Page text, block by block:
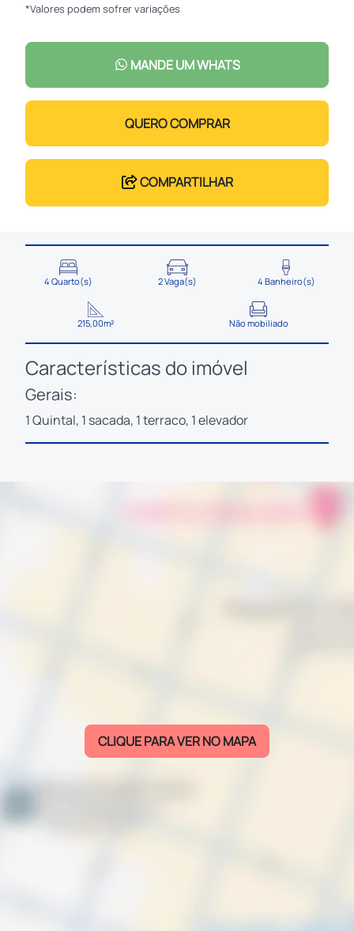
*Valores podem sofrer variações
MANDE UM WHATS
QUERO COMPRAR
COMPARTILHAR
4 Quarto(s) 2 Vaga(s) 4 Banheiro(s)
215,00m² Não mobiliado
Características do imóvel
Gerais:
1 Quintal, 1 sacada, 1 terraco, 1 elevador
CLIQUE PARA VER NO MAPA